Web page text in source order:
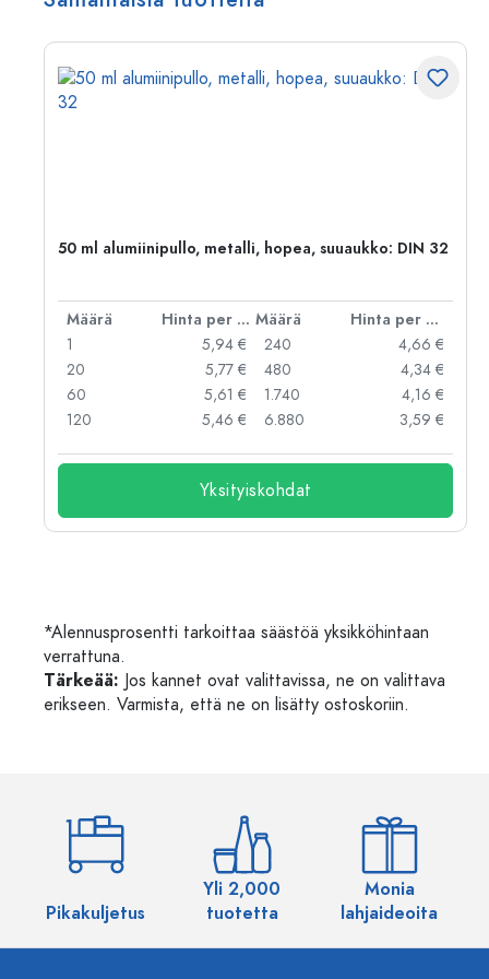
50 ml alumiinipullo, metalli, hopea, suuaukko: DIN 32
Määrä Hinta per kpl Määrä
Hinta per kpl
1
5,94 €
20
5,77 €
60
5,61 €
120
5,46 €
240
4,66 €
480
4,34 €
1.740
4,16 €
6.880
3,59 €
Yksityiskohdat
*Alennusprosentti tarkoittaa säästöä yksikköhintaan
verrattuna.
Tärkeää: Jos kannet ovat valittavissa, ne on valittava
erikseen. Varmista, että ne on lisätty ostoskoriin.
Pikakuljetus
Yli 2,000
tuotetta
Monia
lahjaideoita